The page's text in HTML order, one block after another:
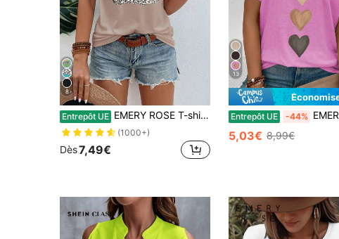
8
Entrepôt UE EMERY ROSE T-shirt à imprimé graphique pour femmes avec patchwork en dentelle, imprimé cœur et léopard
(1000+)
Dès7,49€
13
Entrepôt UE -44% EMERY ROSE Femmes Col V Revers Poignet, T-
5,03€ 8,99€